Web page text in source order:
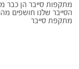
מתקפת סייבר